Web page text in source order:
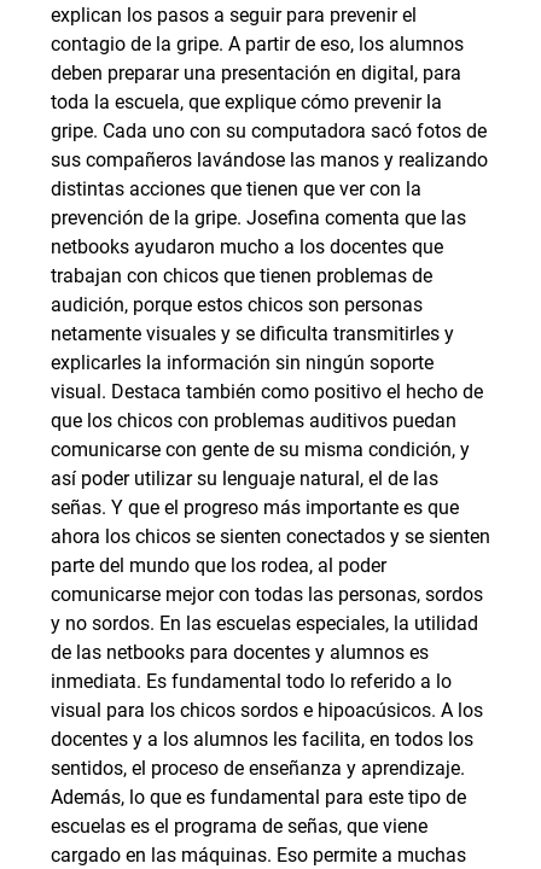
explican los pasos a seguir para prevenir el
contagio de la gripe. A partir de eso, los alumnos
deben preparar una presentación en digital, para
toda la escuela, que explique cómo prevenir la
gripe. Cada uno con su computadora sacó fotos de
sus compañeros lavándose las manos y realizando
distintas acciones que tienen que ver con la
prevención de la gripe. Josefina comenta que las
netbooks ayudaron mucho a los docentes que
trabajan con chicos que tienen problemas de
audición, porque estos chicos son personas
netamente visuales y se dificulta transmitirles y
explicarles la información sin ningún soporte
visual. Destaca también como positivo el hecho de
que los chicos con problemas auditivos puedan
comunicarse con gente de su misma condición, y
así poder utilizar su lenguaje natural, el de las
señas. Y que el progreso más importante es que
ahora los chicos se sienten conectados y se sienten
parte del mundo que los rodea, al poder
comunicarse mejor con todas las personas, sordos
y no sordos. En las escuelas especiales, la utilidad
de las netbooks para docentes y alumnos es
inmediata. Es fundamental todo lo referido a lo
visual para los chicos sordos e hipoacúsicos. A los
docentes y a los alumnos les facilita, en todos los
sentidos, el proceso de enseñanza y aprendizaje.
Además, lo que es fundamental para este tipo de
escuelas es el programa de señas, que viene
cargado en las máquinas. Eso permite a muchas